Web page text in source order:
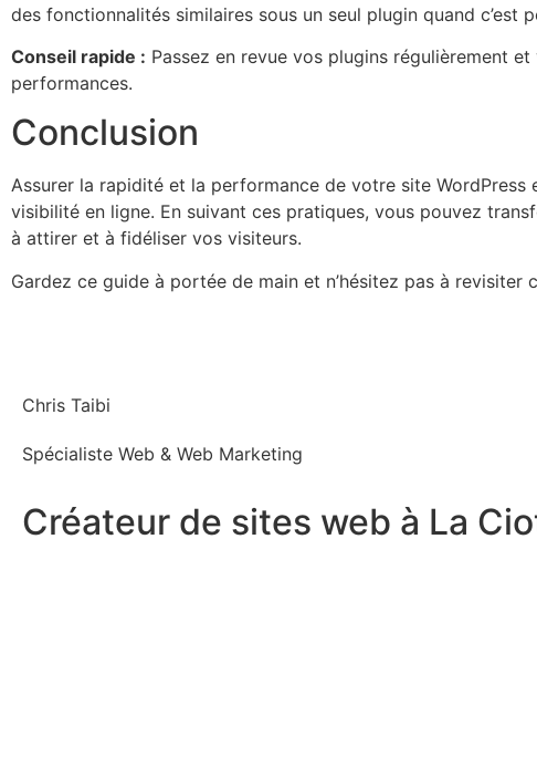
des fonctionnalités similaires sous un seul plugin quand c’est
Conseil rapide : Passez en revue vos plugins régulièrement
performances.
Conclusion
Assurer la rapidité et la performance de votre site
visibilité en ligne. En suivant ces pratiques, vous pouvez
à attirer et à fidéliser vos visiteurs.
Gardez ce guide à portée de main et n’hésitez pas à
Chris Taibi
Spécialiste Web & Web Marketing
Créateur de sites web à La